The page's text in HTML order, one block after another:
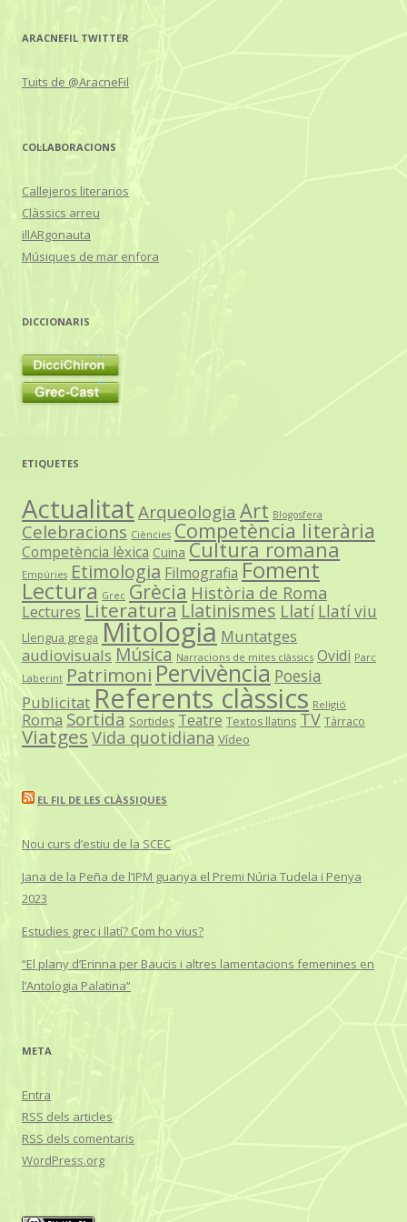
ARACNEFIL TWITTER
Tuits de @AracneFil
COL·LABORACIONS
Callejeros literarios
Clàssics arreu
illARgonauta
Músiques de mar enfora
DICCIONARIS
ETIQUETES
ActualitatArqueologia Art Blogosfera
Celebracions Ciències Competència literària
Competència lèxica Cuina Cultura romana
Empúries Etimologia Filmografia Foment
Lectura Grec Grècia Història de Roma
Lectures LiteraturaLlatinismes Llatí Llatí viu
Llengua grega Mitologia Muntatges
audiovisuals Música Narracions de mites clàssics Ovidi Parc
Laberint PatrimoniPervivència Poesia
PublicitatReferents clàssics Religió
Roma Sortida Sortides Teatre Textos llatins TV Tàrraco
ViatgesVida quotidiana Vídeo
EL FIL DE LES CLÀSSIQUES
Nou curs d’estiu de la SCEC
Jana de la Peña de l’IPM guanya el Premi Núria Tudela i Penya
2023
Estudies grec i llatí? Com ho vius?
“El plany d’Erinna per Baucis i altres lamentacions femenines en
l’Antologia Palatina”
META
Entra
RSS dels articles
RSS dels comentaris
WordPress.org